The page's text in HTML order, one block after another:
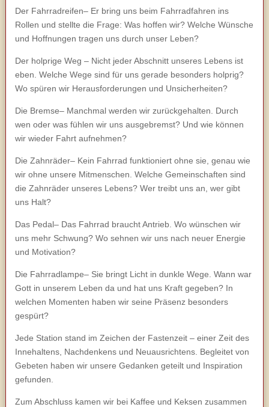
Der Fahrradreifen– Er bring uns beim Fahrradfahren ins
Rollen und stellte die Frage: Was hoffen wir? Welche Wünsche
und Hoffnungen tragen uns durch unser Leben?
Der holprige Weg – Nicht jeder Abschnitt unseres Lebens ist
eben. Welche Wege sind für uns gerade besonders holprig?
Wo spüren wir Herausforderungen und Unsicherheiten?
Die Bremse– Manchmal werden wir zurückgehalten. Durch
wen oder was fühlen wir uns ausgebremst? Und wie können
wir wieder Fahrt aufnehmen?
Die Zahnräder– Kein Fahrrad funktioniert ohne sie, genau wie
wir ohne unsere Mitmenschen. Welche Gemeinschaften sind
die Zahnräder unseres Lebens? Wer treibt uns an, wer gibt
uns Halt?
Das Pedal– Das Fahrrad braucht Antrieb. Wo wünschen wir
uns mehr Schwung? Wo sehnen wir uns nach neuer Energie
und Motivation?
Die Fahrradlampe– Sie bringt Licht in dunkle Wege. Wann war
Gott in unserem Leben da und hat uns Kraft gegeben? In
welchen Momenten haben wir seine Präsenz besonders
gespürt?
Jede Station stand im Zeichen der Fastenzeit – einer Zeit des
Innehaltens, Nachdenkens und Neuausrichtens. Begleitet von
Gebeten haben wir unsere Gedanken geteilt und Inspiration
gefunden.
Zum Abschluss kamen wir bei Kaffee und Keksen zusammen